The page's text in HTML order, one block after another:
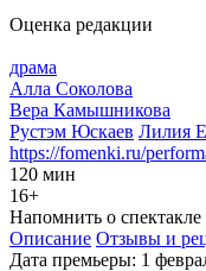
Оценка редакции
драма
Алла Соколова
Вера Камышникова
Рустэм Юскаев Лилия
https://fomenki.ru/
120 мин
16+
Напомнить о спектакле
Описание Отзывы и
Дата премьеры: 1